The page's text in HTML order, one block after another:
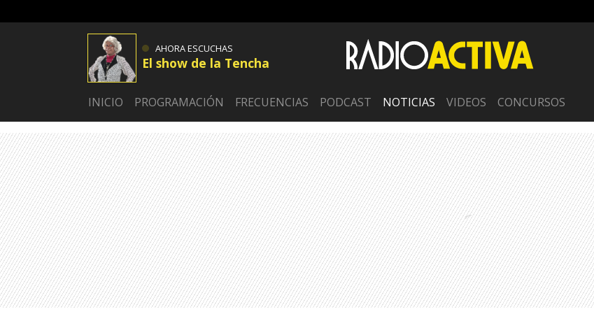
AHORA ESCUCHAS
El show de la Tencha
INICIO PROGRAMACIÓN FRECUENCIAS PODCAST NOTICIAS VIDEOS CONCURSOS